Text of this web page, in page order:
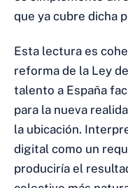
que ya cubre dicha
Esta lectura es
reforma de la Ley
talento a España
para la nueva
la ubicación.
digital como un
produciría el